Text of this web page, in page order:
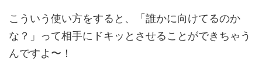
こういう使い方をすると、「誰かに向けてるのか
な？」って相手にドキッとさせることができちゃう
んですよ〜！